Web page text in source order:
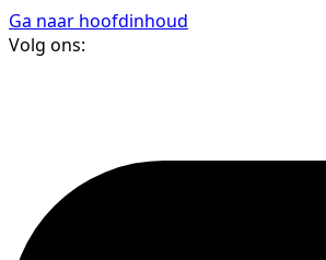
Ga naar hoofdinhoud
Volg ons: